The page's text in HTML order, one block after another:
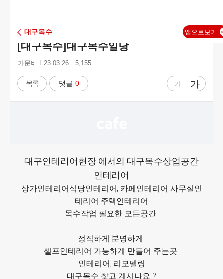
A
E
대구목수 앱으로보기
[대구목수]대구목수일당
작
자
가문비
작
시
간
23.03.26
조
수
5,155
목록 댓글 0
글
게
가
글
자
게
가
대구인테리어현장 에서의 대구목수상업공간
인테리어
상가인테리어식당인테리어, 카페인테리어 사무실인
테리어 주택인테리어
목수작업 필요한 모든공간
정직하게 분명하게
셀프인테리어 가능하게 만들어 주는곳
인테리어, 리모델링
대구목수 찿고 계시나요 ?